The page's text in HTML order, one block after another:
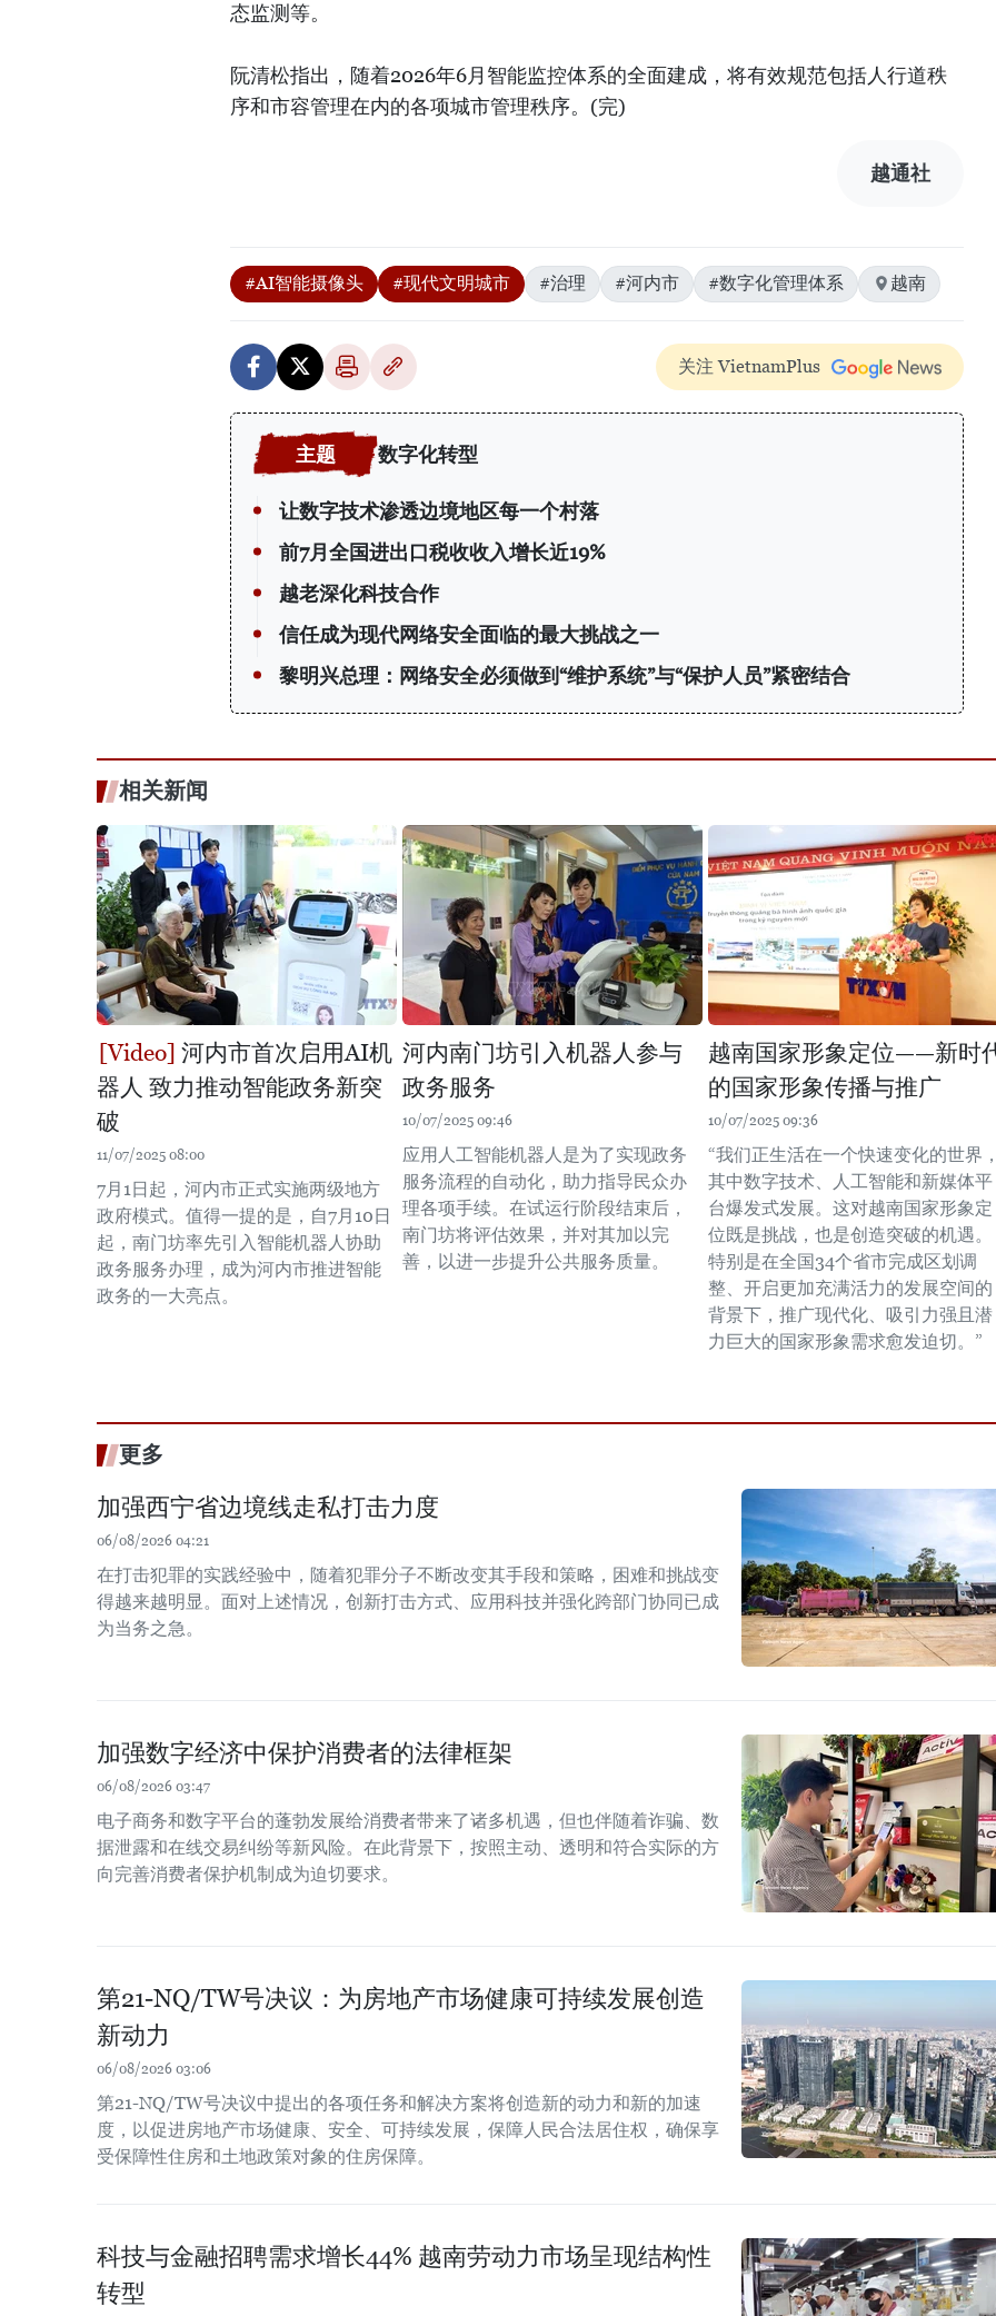
态监测等。
阮清松指出，随着2026年6月智能监控体系的全面建成，将有效规范包括人行道秩
序和市容管理在内的各项城市管理秩序。(完)
越通社
#AI智能摄像头 #现代文明城市 #治理 #河内市 #数字化管理体系 越南
关注 VietnamPlus
数字化转型
让数字技术渗透边境地区每一个村落
前7月全国进出口税收收入增长近19%
越老深化科技合作
信任成为现代网络安全面临的最大挑战之一
黎明兴总理：网络安全必须做到“维护系统”与“保护人员”紧密结合
相关新闻
河内市首次启用AI机
器人 致力推动智能政务新突
破
11/07/2025 08:00
7月1日起，河内市正式实施两级地方
政府模式。值得一提的是，自7月10日
起，南门坊率先引入智能机器人协助
政务服务办理，成为河内市推进智能
政务的一大亮点。
河内南门坊引入机器人参与
政务服务
10/07/2025 09:46
应用人工智能机器人是为了实现政务
服务流程的自动化，助力指导民众办
理各项手续。在试运行阶段结束后，
南门坊将评估效果，并对其加以完
善，以进一步提升公共服务质量。
越南国家形象定位——新时
的国家形象传播与推广
10/07/2025 09:36
“我们正生活在一个快速变化的世界
其中数字技术、人工智能和新媒体平
台爆发式发展。这对越南国家形象定
位既是挑战，也是创造突破的机遇。
特别是在全国34个省市完成区划调
整、开启更加充满活力的发展空间的
背景下，推广现代化、吸引力强且潜
力巨大的国家形象需求愈发迫切。”
更多
加强西宁省边境线走私打击力度
06/08/2026 04:21
在打击犯罪的实践经验中，随着犯罪分子不断改变其手段和策略，困难和挑战变
得越来越明显。面对上述情况，创新打击方式、应用科技并强化跨部门协同已成
为当务之急。
加强数字经济中保护消费者的法律框架
06/08/2026 03:47
电子商务和数字平台的蓬勃发展给消费者带来了诸多机遇，但也伴随着诈骗、数
据泄露和在线交易纠纷等新风险。在此背景下，按照主动、透明和符合实际的方
向完善消费者保护机制成为迫切要求。
第21-NQ/TW号决议：为房地产市场健康可持续发展创造
新动力
06/08/2026 03:06
第21-NQ/TW号决议中提出的各项任务和解决方案将创造新的动力和新的加速
度，以促进房地产市场健康、安全、可持续发展，保障人民合法居住权，确保享
受保障性住房和土地政策对象的住房保障。
科技与金融招聘需求增长44% 越南劳动力市场呈现结构性
转型